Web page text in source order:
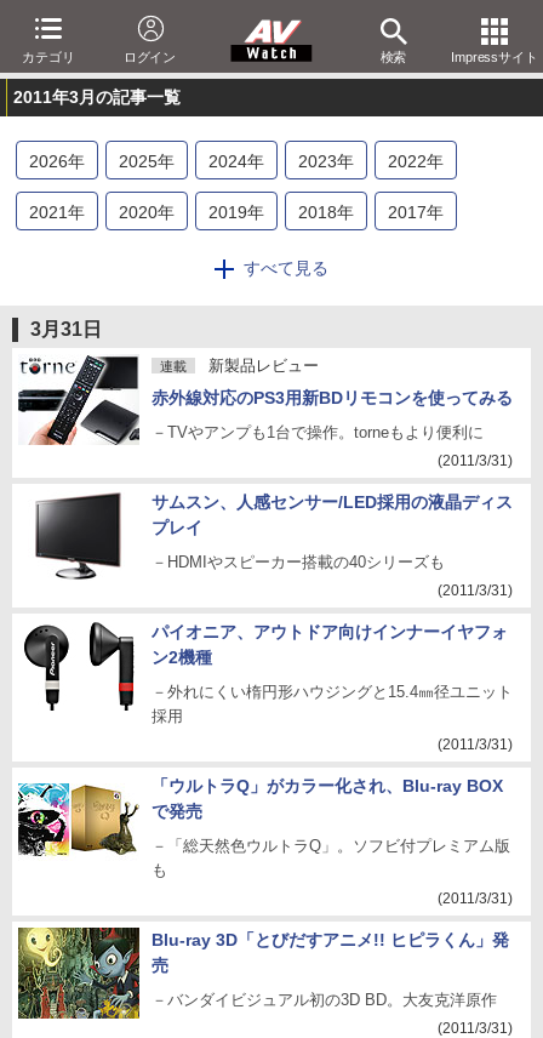
カテゴリ ログイン 検索 Impressサイト
2011年3月の記事一覧
2026年 2025年 2024年 2023年 2022年
2021年 2020年 2019年 2018年 2017年
2014年 2013
2006年 2005 年 2004年 2003
2001年
すべて見る
3月31日
連載 新製品レビュー
赤外線対応のPS3用新BDリモコンを使ってみる
－TVやアンプも1台で操作。torneもより便利に
(2011/3/31)
サムスン、人感センサー/LED採用の液晶ディス
プレイ
－HDMIやスピーカー搭載の40シリーズも
(2011/3/31)
パイオニア、アウトドア向けインナーイヤフォ
ン2機種
－外れにくい楕円形ハウジングと15.4㎜径ユニット
採用
(2011/3/31)
「ウルトラQ」がカラー化され、Blu-ray BOX
で発売
－「総天然色ウルトラQ」。ソフビ付プレミアム版
も
(2011/3/31)
Blu-ray 3D「とびだすアニメ!! ヒピラくん」発
売
－バンダイビジュアル初の3D BD。大友克洋原作
(2011/3/31)